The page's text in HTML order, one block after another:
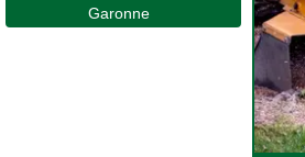
Garonne